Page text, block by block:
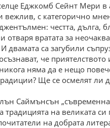
Еджкомб Сейнт Мери
с категорично
честта, дълга,
отваря вратата за
двамата са загубили
че
няма да е нещо
Ще се осмелят ли
Саймънсън
традицията на великата
на добрата